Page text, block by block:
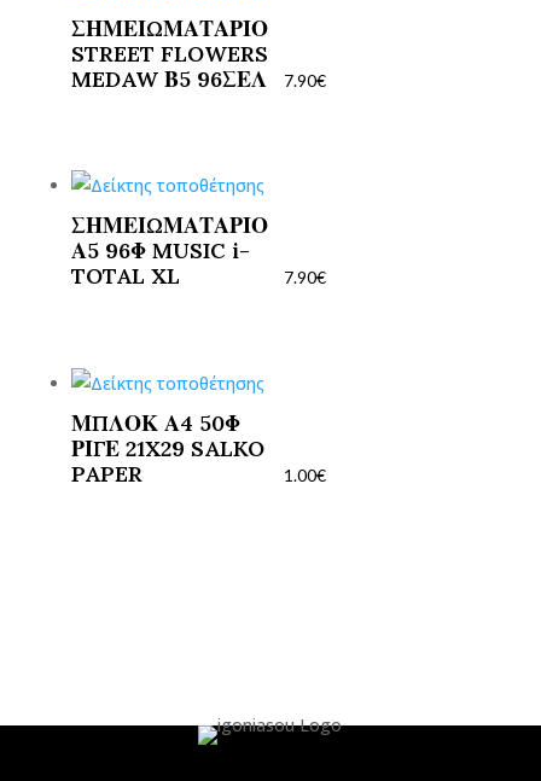
ΣΗΜΕΙΩΜΑΤΑΡΙΟ
STREET FLOWERS
MEDAW Β5 96ΣΕΛ
7.90€
ΣΗΜΕΙΩΜΑΤΑΡΙΟ
Α5 96Φ MUSIC i-
TOTAL XL
7.90€
ΜΠΛΟΚ Α4 50Φ
ΡΙΓΕ 21X29 SALKO
PAPER
1.00€